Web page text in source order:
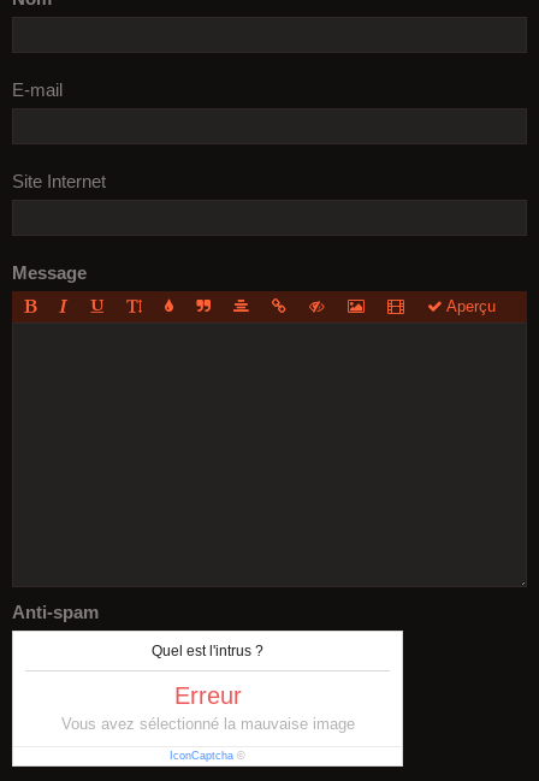
E-mail
Site Internet
Message
Aperçu
Anti-spam
Quel est l'intrus ?
Erreur
Vous avez sélectionné la mauvaise image
IconCaptcha ©